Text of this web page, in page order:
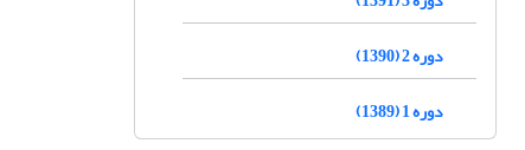
دوره 2 (1390)
دوره 1 (1389)